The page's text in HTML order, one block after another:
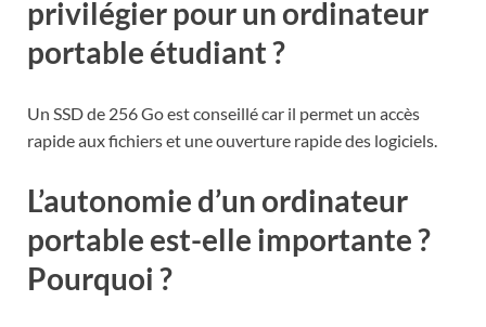
privilégier pour un ordinateur
portable étudiant ?
Un SSD de 256 Go est conseillé car il permet un accès
rapide aux fichiers et une ouverture rapide des logiciels.
L’autonomie d’un ordinateur
portable est-elle importante ?
Pourquoi ?